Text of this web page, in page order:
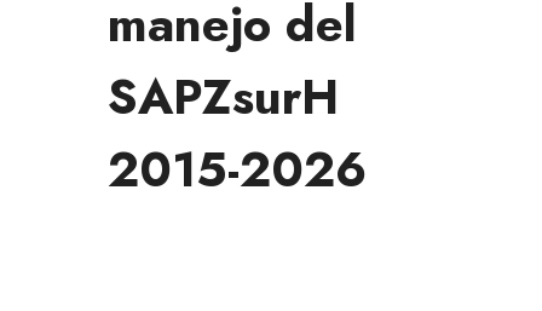
manejo del
SAPZsurH
2015-2026